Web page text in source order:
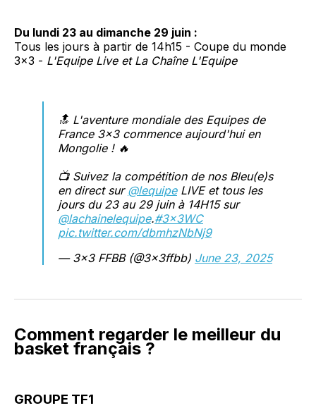
Du lundi 23 au dimanche 29 juin :
Tous les jours à partir de 14h15 - Coupe du monde
3x3 - L'Equipe Live et La Chaîne L'Equipe
🔝 L'aventure mondiale des Equipes de
France 3x3 commence aujourd'hui en
Mongolie ! 🔥
📺 Suivez la compétition de nos Bleu(e)s
en direct sur @lequipeLIVE et tous les
jours du 23 au 29 juin à 14H15 sur
@lachainelequipe.#3x3WC
pic.twitter.com/dbmhzNbNj9
— 3x3 FFBB (@3x3ffbb) June 23, 2025
Comment regarder le meilleur du
basket français ?
GROUPE TF1